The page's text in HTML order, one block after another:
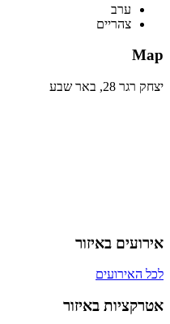
ערב
צהריים
Map
יצחק רגר 28, באר שבע
אירועים באיזור
לכל האירועים
אטרקציות באיזור